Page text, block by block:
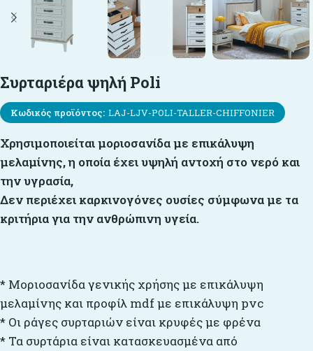
Συρταριέρα ψηλή Poli
Κωδικός προϊόντος: LAJ-LJV-POLI-TALLER-CHIFFONIER
Χρησιμοποιείται μοριοσανίδα με επικάλυψη
μελαμίνης, η οποία έχει υψηλή αντοχή στο νερό και
την υγρασία,
Δεν περιέχει καρκινογόνες ουσίες σύμφωνα με τα
κριτήρια για την ανθρώπινη υγεία.
* Μοριοσανίδα γενικής χρήσης με επικάλυψη
μελαμίνης και προφίλ mdf με επικάλυψη pvc
* Οι ράγες συρταριών είναι κρυφές με φρένα
* Τα συρτάρια είναι κατασκευασμένα από